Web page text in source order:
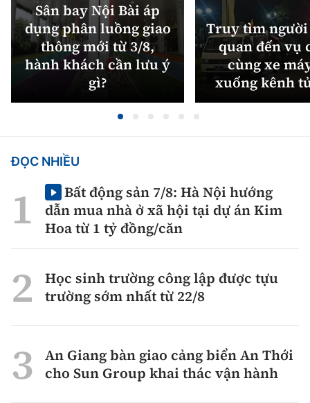
Sân bay Nội Bài áp
dụng phân luồng giao
thông mới từ 3/8,
hành khách cần lưu ý
gì?
Truy tìm
quan đến vụ
cùng xe
xuống kênh
ĐỌC NHIỀU
Bất động sản 7/8: Hà Nội hướng
dẫn mua nhà ở xã hội tại dự án Kim
Hoa từ 1 tỷ đồng/căn
Học sinh trường công lập được tựu
trường sớm nhất từ 22/8
An Giang bàn giao cảng biển An Thới
cho Sun Group khai thác vận hành